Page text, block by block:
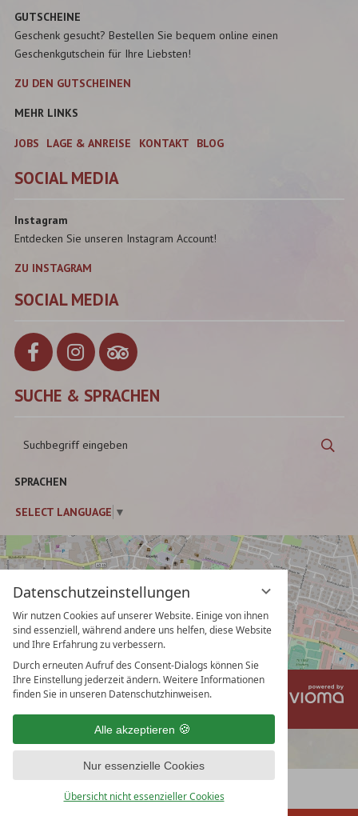
Datenschutzeinstellungen
Wir nutzen Cookies auf unserer Website. Einige von ihnen
sind essenziell, während andere uns helfen, diese Website
und Ihre Erfahrung zu verbessern.
Durch erneuten Aufruf des Consent-Dialogs können Sie
Ihre Einstellung jederzeit ändern. Weitere Informationen
finden Sie in unseren Datenschutzhinweisen.
Alle akzeptieren
Nur essenzielle Cookies
Übersicht nicht essenzieller Cookies
GUTSCHEINE
Geschenk gesucht? Bestellen Sie bequem online einen
Geschenkgutschein für Ihre Liebsten!
ZU DEN GUTSCHEINEN
MEHR LINKS
JOBS LAGE & ANREISE KONTAKT BLOG
SOCIAL MEDIA
Instagram
Entdecken Sie unseren Instagram Account!
ZU INSTAGRAM
SOCIAL MEDIA
SUCHE & SPRACHEN
SPRACHEN
SELECT LANGUAGE ▼
Impressum
Datenschutz